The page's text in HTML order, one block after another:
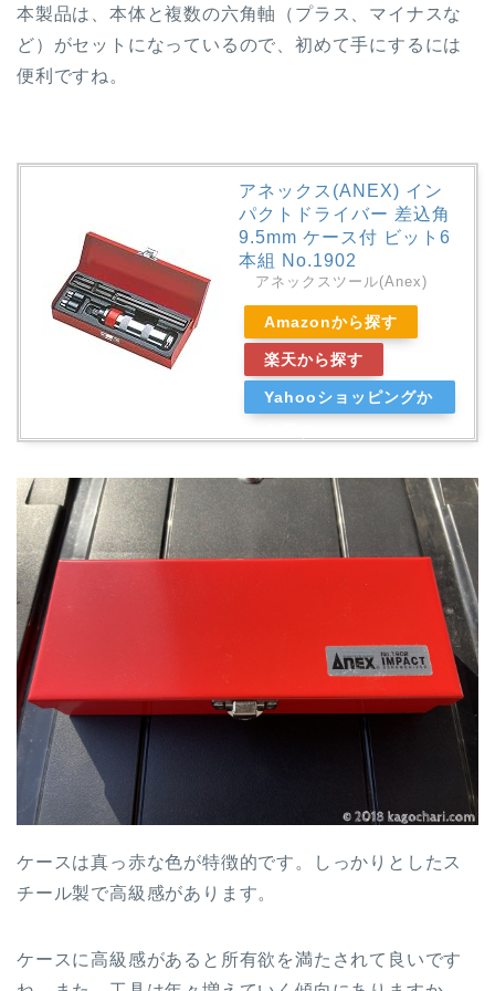
本製品は、本体と複数の六角軸（プラス、マイナスな
ど）がセットになっているので、初めて手にするには
便利ですね。
アネックス(ANEX) イン
パクトドライバー 差込角
9.5mm ケース付 ビット6
本組 No.1902
アネックスツール(Anex)
Amazonから探す
楽天から探す
Yahooショッピングか
ケースは真っ赤な色が特徴的です。しっかりとしたス
チール製で高級感があります。
ケースに高級感があると所有欲を満たされて良いです